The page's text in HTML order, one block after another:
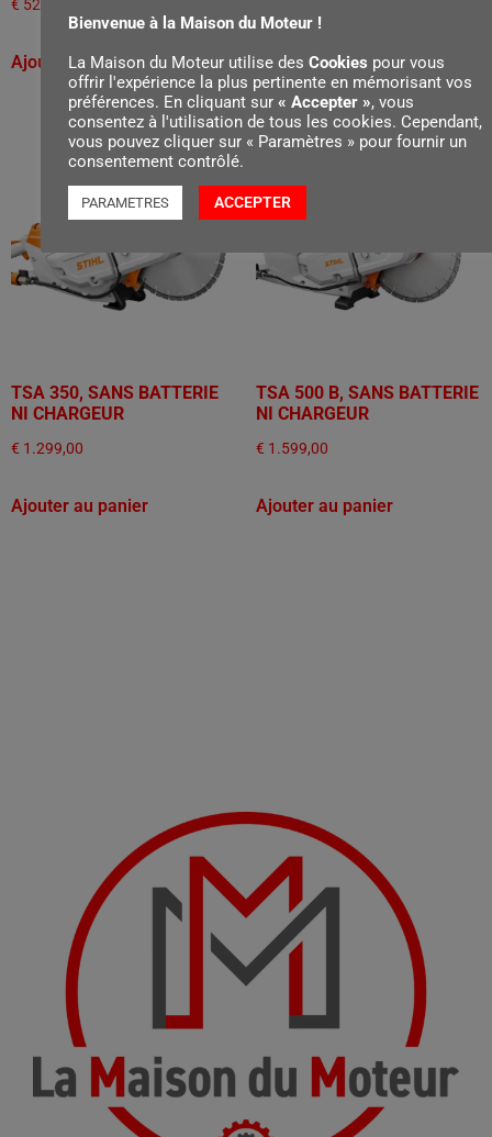
€ 529,00
Ajouter au panier Ajouter au panier
TSA 350, SANS BATTERIE
NI CHARGEUR
€ 1.299,00
Ajouter au panier
TSA 500 B, SANS BATTERIE
NI CHARGEUR
€ 1.599,00
Ajouter au panier
Bienvenue à la Maison du Moteur !
La Maison du Moteur utilise des Cookies pour vous
offrir l'expérience la plus pertinente en mémorisant vos
préférences. En cliquant sur « Accepter », vous
consentez à l'utilisation de tous les cookies. Cependant,
vous pouvez cliquer sur « Paramètres » pour fournir un
consentement contrôlé.
PARAMETRES ACCEPTER